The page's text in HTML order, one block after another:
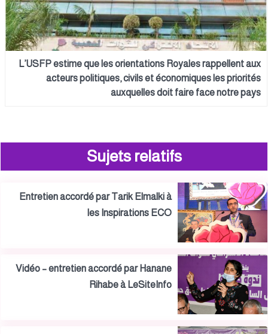
L’USFP estime que les orientations Royales rappellent aux
acteurs politiques, civils et économiques les priorités
auxquelles doit faire face notre pays
Sujets relatifs
Entretien accordé par Tarik Elmalki à
les Inspirations ECO
Vidéo – entretien accordé par Hanane
Rihabe à LeSiteInfo